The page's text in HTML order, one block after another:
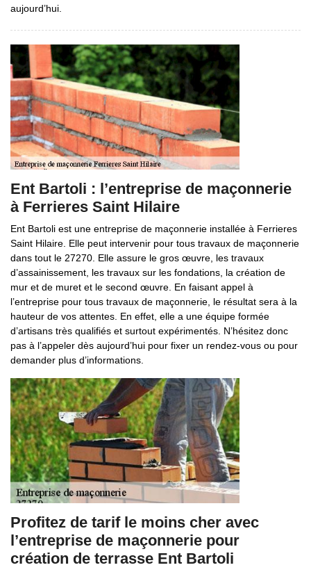
aujourd’hui.
Ent Bartoli : l’entreprise de maçonnerie
à Ferrieres Saint Hilaire
Ent Bartoli est une entreprise de maçonnerie installée à Ferrieres
Saint Hilaire. Elle peut intervenir pour tous travaux de maçonnerie
dans tout le 27270. Elle assure le gros œuvre, les travaux
d’assainissement, les travaux sur les fondations, la création de
mur et de muret et le second œuvre. En faisant appel à
l’entreprise pour tous travaux de maçonnerie, le résultat sera à la
hauteur de vos attentes. En effet, elle a une équipe formée
d’artisans très qualifiés et surtout expérimentés. N’hésitez donc
pas à l’appeler dès aujourd’hui pour fixer un rendez-vous ou pour
demander plus d’informations.
Profitez de tarif le moins cher avec
l’entreprise de maçonnerie pour
création de terrasse Ent Bartoli